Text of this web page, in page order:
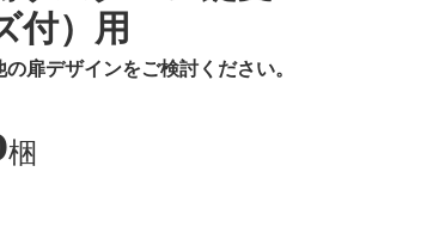
付）用
扉デザインをご検討ください。
梱